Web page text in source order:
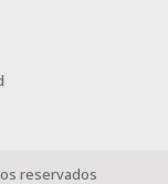
reservados